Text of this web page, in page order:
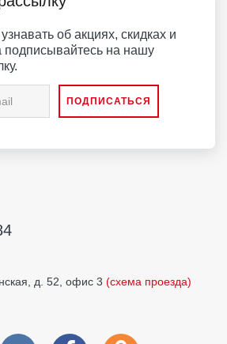
об акциях, скидках и
подписывайтесь на нашу
д. 52, офис 3 (схема проезда)